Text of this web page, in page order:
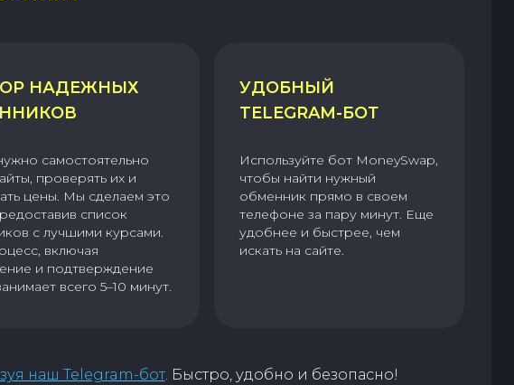
НАДЕЖНЫХ
самостоятельно
проверять их и
цены. Мы сделаем это
список
с лучшими курсами.
включая
и подтверждение
всего 5–10 минут.
УДОБНЫЙ
TELEGRAM-БОТ
Используйте бот MoneySwap,
чтобы найти нужный
обменник прямо в своем
телефоне за пару минут. Еще
удобнее и быстрее, чем
искать на сайте.
наш Telegram-бот. Быстро, удобно и безопасно!